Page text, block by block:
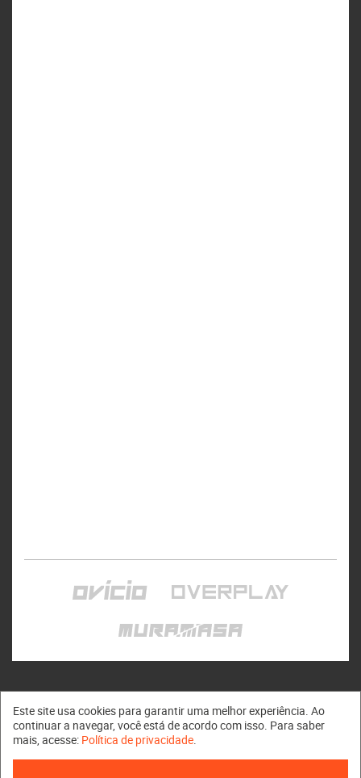
Muramasa © 2011 - 2026
Este site usa cookies para garantir uma melhor experiência. Ao
continuar a navegar, você está de acordo com isso. Para saber
mais, acesse: Política de privacidade.